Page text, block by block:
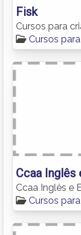
Fisk
Cursos para
Cursos
Ccaa Inglês
Ccaa Inglês e
Cursos